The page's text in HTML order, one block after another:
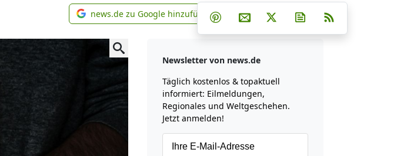
news.de zu Google hinzufügen
news.de zu Google hinzufügen Teilen auf Facebook
Teilen auf Whatsapp
Teilen auf Telegram
Teilen auf Pinterest
Per E-Mail teilen
Post auf XNewsletter
Newsletter von news.de
Täglich kostenlos & topaktuell
informiert: Eilmeldungen,
Regionales und Weltgeschehen.
Jetzt anmelden!